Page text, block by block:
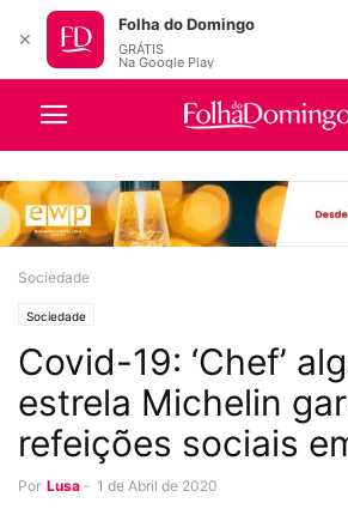
Sociedade
Sociedade
Covid-19: ‘Chef’
estrela Michelin
refeições sociais
Por Lusa - 1 de Abril de 2020
✕
Folha do Domingo
GRÁTIS
Na Google Play